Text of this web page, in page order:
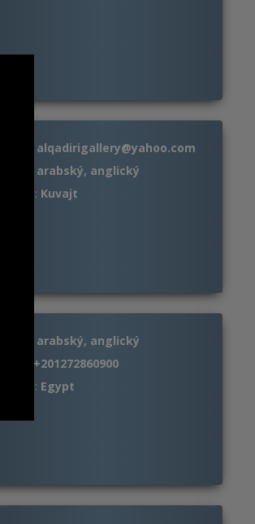
alqadirigallery@yahoo.com
arabský, anglický
Krajina: Kuvajt
arabský, anglický
+201272860900
Krajina: Egypt